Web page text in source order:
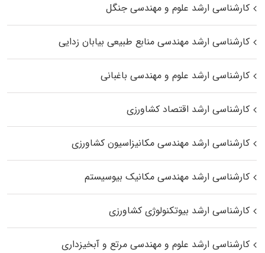
کارشناسی ارشد علوم و مهندسی جنگل
کارشناسی ارشد مهندسی منابع طبیعی بیابان زدایی
کارشناسی ارشد علوم و مهندسی باغبانی
کارشناسی ارشد اقتصاد کشاورزی
کارشناسی ارشد مهندسی مکانیزاسیون کشاورزی
کارشناسی ارشد مهندسی مکانیک بیوسیستم
کارشناسی ارشد بیوتکنولوژی کشاورزی
کارشناسی ارشد علوم و مهندسی مرتع و آبخیزداری